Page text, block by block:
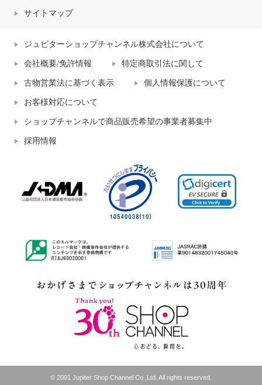
サイトマップ
ジュピターショップチャンネル株式会社について
会社概要/免許情報 特定商取引法に関して
古物営業法に基づく表示 個人情報保護について
お客様対応について
ショップチャンネルで商品販売希望の事業者募集中
採用情報
© 2001 Jupiter Shop Channel Co.,Ltd. All rights reserved.